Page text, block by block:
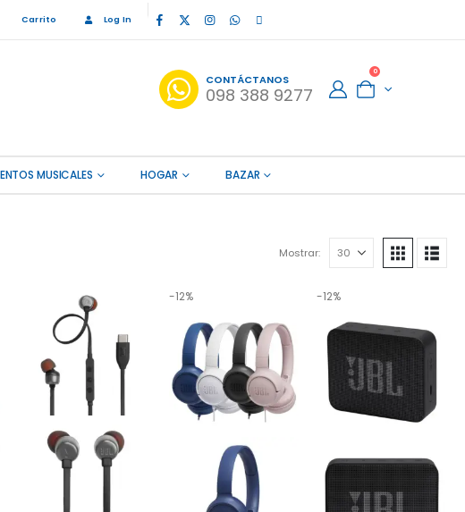
Carrito Log In
CONTÁCTANOS
098 388 9277
0
MUSICALES HOGAR BAZAR
Mostrar:
-12% -12%